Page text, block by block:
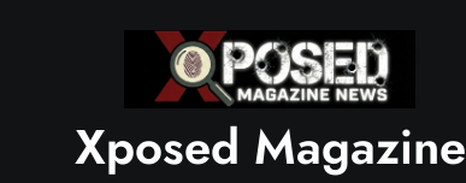
Xposed Magazine